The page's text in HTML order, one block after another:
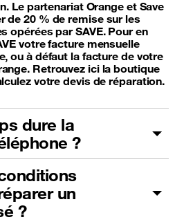
Le partenariat Orange et Save
de 20 % de remise sur les
opérées par SAVE. Pour en
votre facture mensuelle
ou à défaut la facture de votre
Retrouvez ici la boutique
votre devis de réparation.
dure la
?
un
?